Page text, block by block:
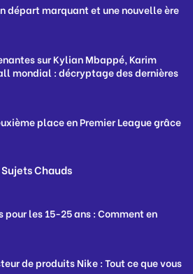
départ marquant et une nouvelle ère
sur Kylian Mbappé, Karim
mondial : décryptage des dernières
place en Premier League grâce
Sujets Chauds
pour les 15-25 ans : Comment en
de produits Nike : Tout ce que vous